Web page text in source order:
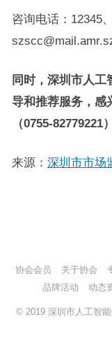
咨询电话：12345
同时，深圳市人工
导和推荐服务，感
（0755-82779221
来源： 深圳市市场
协会会员 关于协会
品牌活动
动态
© 2019 深圳市人工智